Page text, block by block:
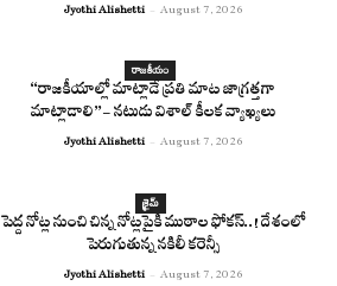
Jyothi Alishetti - August 7, 2026
రాజకీయం
“రాజకీయాల్లో మాట్లాడే ప్రతి మాట జాగ్రత్తగా
మాట్లాడాలి”- నటుడు విశాల్ కీలక వ్యాఖ్యలు
Jyothi Alishetti - August 7, 2026
క్రైమ్
పెద్ద నోట్ల నుంచి చిన్న నోట్లపైకి ముఠాల ఫోకస్..! దేశంలో
పెరుగుతున్న నకిలీ కరెన్సీ
Jyothi Alishetti - August 7, 2026